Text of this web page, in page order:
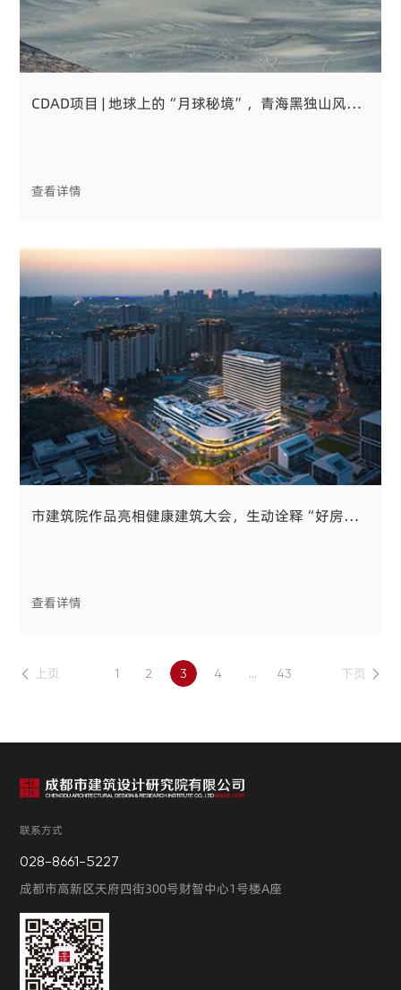
CDAD项目 | 地球上的“月球秘境”，青海黑独山风景区项目
查看详情
市建筑院作品亮相健康建筑大会，生动诠释“好房子”设计的地域文脉与人本表达
查看详情
上页 1 2 3 4 ... 43 下页
联系方式
028-8661-5227
成都市高新区天府四街300号财智中心1号楼A座